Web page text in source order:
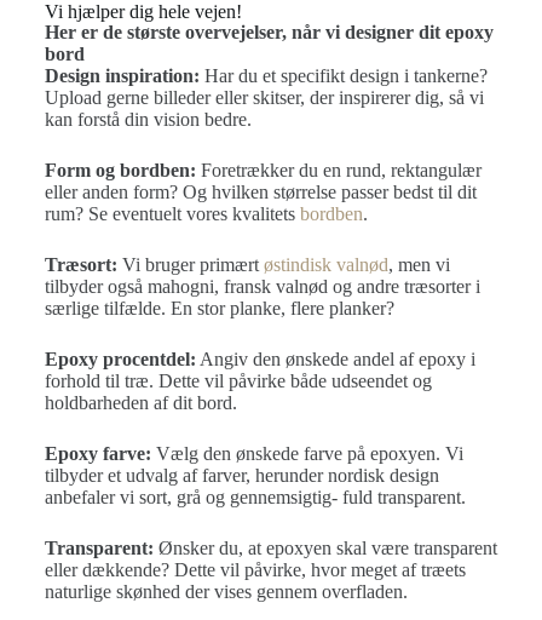
Vi hjælper dig hele vejen!
Her er de største overvejelser, når vi designer dit epoxy
bord
Design inspiration: Har du et specifikt design i tankerne?
Upload gerne billeder eller skitser, der inspirerer dig, så vi
kan forstå din vision bedre.
Form og bordben: Foretrækker du en rund, rektangulær
eller anden form? Og hvilken størrelse passer bedst til dit
rum? Se eventuelt vores kvalitets bordben.
Træsort: Vi bruger primært østindisk valnød, men vi
tilbyder også mahogni, fransk valnød og andre træsorter i
særlige tilfælde. En stor planke, flere planker?
Epoxy procentdel: Angiv den ønskede andel af epoxy i
forhold til træ. Dette vil påvirke både udseendet og
holdbarheden af dit bord.
Epoxy farve: Vælg den ønskede farve på epoxyen. Vi
tilbyder et udvalg af farver, herunder nordisk design
anbefaler vi sort, grå og gennemsigtig- fuld transparent.
Transparent: Ønsker du, at epoxyen skal være transparent
eller dækkende? Dette vil påvirke, hvor meget af træets
naturlige skønhed der vises gennem overfladen.